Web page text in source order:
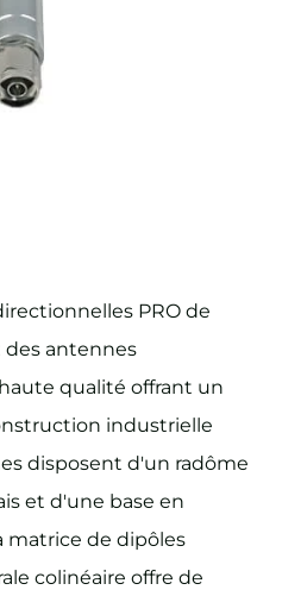
PRO de
des antennes
qualité offrant un
industrielle
disposent d'un radôme
et d'une base en
matrice de dipôles
colinéaire offre de